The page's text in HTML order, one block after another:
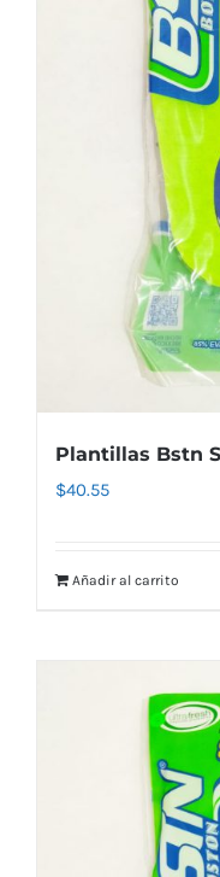
Plantillas Bstn
$40.55
Añadir al carrito